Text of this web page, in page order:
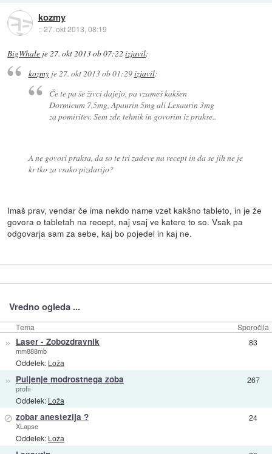
kozmy
::27. okt 2013, 08:19
BigWhale je27. okt 2013 ob 07:22 izjavil:
kozmyje27. okt 2013 ob 01:29izjavil:
Če te pa še živci dajejo, pa vzameš kakšen
Dormicum 7,5mg, Apaurin 5mg ali Lexaurin 3mg
za pomiritev. Sem zdr. tehnik in govorim iz prakse..
A ne govori praksa, da so te tri zadeve na recept in da se jih ne je
kr tko za vsako pizdarijo?
Imaš prav, vendar če ima nekdo name vzet kakšno tableto, in je že
govora o tabletah na recept, naj vsaj ve katere to so. Vsak pa
odgovarja sam za sebe, kaj bo pojedel in kaj ne.
Vredno ogleda ...
Tema Sporočila
» Laser - Zobozdravnik
mm888mb
Oddelek: Loža
83
» Puljenje modrostnega zoba
profii
Oddelek: Loža
267
⊘ zobar anestezija ?
XLapse
Oddelek: Loža
24